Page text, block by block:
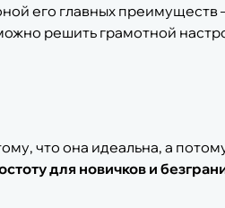
его главных преимуществ
решить грамотной
что она идеальна, а
для новичков и